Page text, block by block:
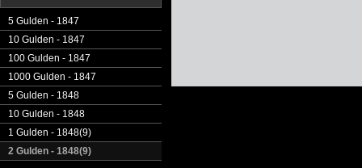
5 Gulden - 1847
10 Gulden - 1847
100 Gulden - 1847
1000 Gulden - 1847
5 Gulden - 1848
10 Gulden - 1848
1 Gulden - 1848(9)
2 Gulden - 1848(9)